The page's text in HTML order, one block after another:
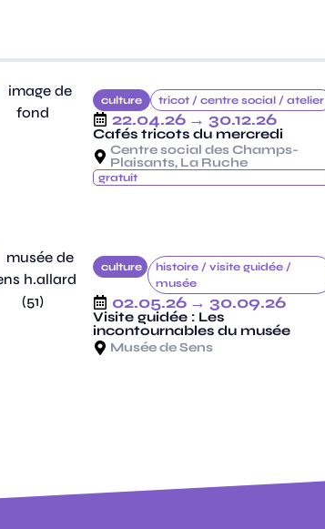
culture tricot / centre social / atelier
22.04.26 → 30.12.26
Cafés tricots du mercredi
Centre social des Champs-
Plaisants, La Ruche
gratuit
culture histoire /visite guidée /
musée
02.05.26 → 30.09.26
Visite guidée : Les
incontournables du musée
Musée de Sens